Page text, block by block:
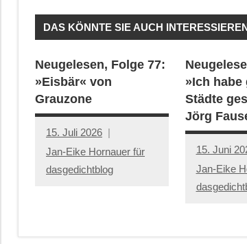
DAS KÖNNTE SIE AUCH
Neugelesen, Folge 77:
»Eisbär« von
Grauzone
15. Juli 2026
Jan-Eike Hornauer für
dasgedichtblog
»Ich habe
Städte
Jörg
15. Juni
Jan-Eike